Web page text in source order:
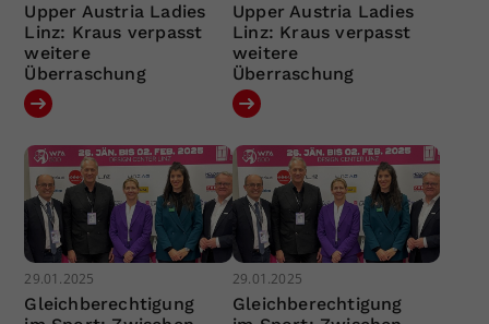
Upper Austria Ladies
Linz: Kraus verpasst
weitere
Überraschung
Upper Austria Ladies
Linz: Kraus verpasst
weitere
Überraschung
29.01.2025
Gleichberechtigung
29.01.2025
Gleichberechtigung